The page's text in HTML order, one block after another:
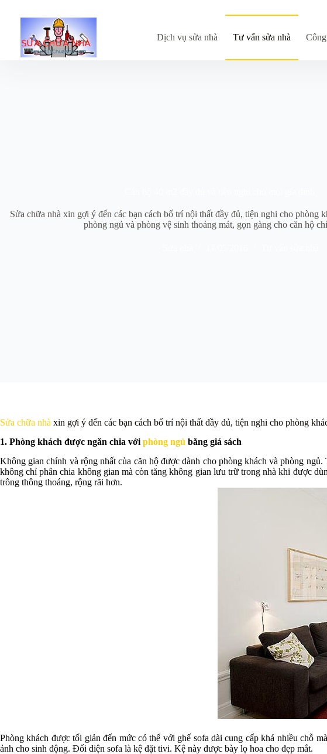
Dịch vụ sửa nhà Tư vấn sửa nhà
Sửa chữa nhà xin gợi ý đến các bạn cách bố trí nội thất đầy đủ, tiện nghi cho phòng
phòng ngủ và phòng vệ sinh thoáng mát, gọn gàng cho căn hộ
Sửa chữa nhà xin gợi ý đến các bạn cách bố trí nội thất đầy đủ, tiện nghi cho phòng
1. Phòng khách được ngăn chia với phòng ngủ bằng giá sách
Không gian chính và rộng nhất của căn hộ được dành cho phòng khách và phòng
không chỉ phân chia không gian mà còn tăng không gian lưu trữ trong nhà khi được
trông thông thoáng, rộng rãi hơn.
Phòng khách được tối giản đến mức có thể với ghế sofa dài cung cấp khá nhiều chỗ
ảnh cho sinh động. Đối diện sofa là kệ đặt tivi. Kệ này được bày lọ hoa cho đẹp mắt.